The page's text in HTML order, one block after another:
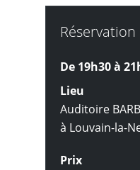
De 19h30 à
Lieu
Auditoire
à Louvain-la-
Prix